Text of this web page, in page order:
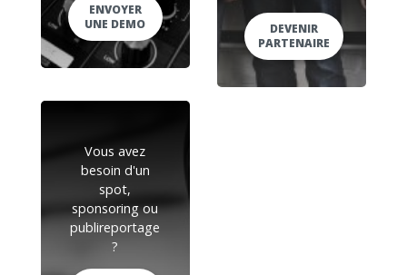
ENVOYER
UNE DEMO
DEVENIR
PARTENAIRE
Vous avez
besoin d'un
spot,
sponsoring ou
publireportage
?